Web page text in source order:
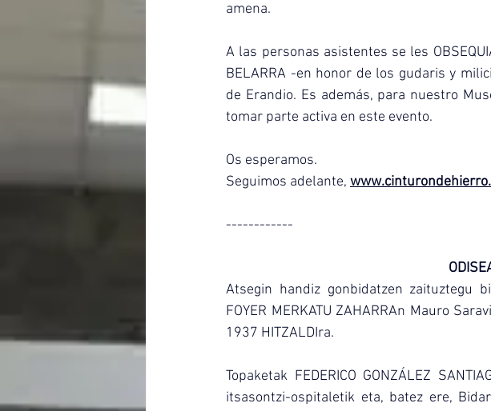
amena.
A las personas asistentes se les
BELARRA -en honor de los gudaris y
de Erandio. Es además, para nuestro
tomar parte activa en este evento.
Os esperamos.
Seguimos adelante,
------------
Atsegin handiz gonbidatzen zaituztegu
FOYER MERKATU ZAHARRAn Mauro
1937 HITZALDIra.
Topaketak FEDERICO GONZÁLEZ
itsasontzi-ospitaletik eta, batez ere,